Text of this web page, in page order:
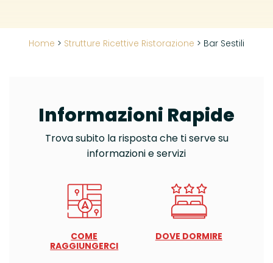
Home > Strutture Ricettive Ristorazione > Bar Sestili
Informazioni Rapide
Trova subito la risposta che ti serve su
informazioni e servizi
COME
RAGGIUNGERCI
DOVE DORMIRE